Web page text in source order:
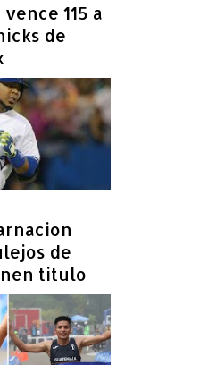
115 a
de
de
titulo